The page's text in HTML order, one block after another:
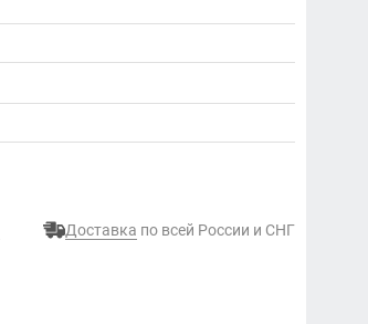
Доставка по всей России и СНГ